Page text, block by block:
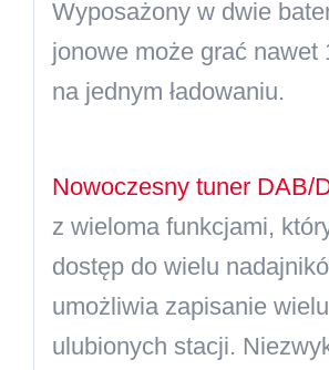
Wyposażony w dwie
jonowe może grać nawet
na jednym ładowaniu.
Nowoczesny tuner DAB/
z wieloma funkcjami,
dostęp do wielu
umożliwia zapisanie wielu
ulubionych stacji.